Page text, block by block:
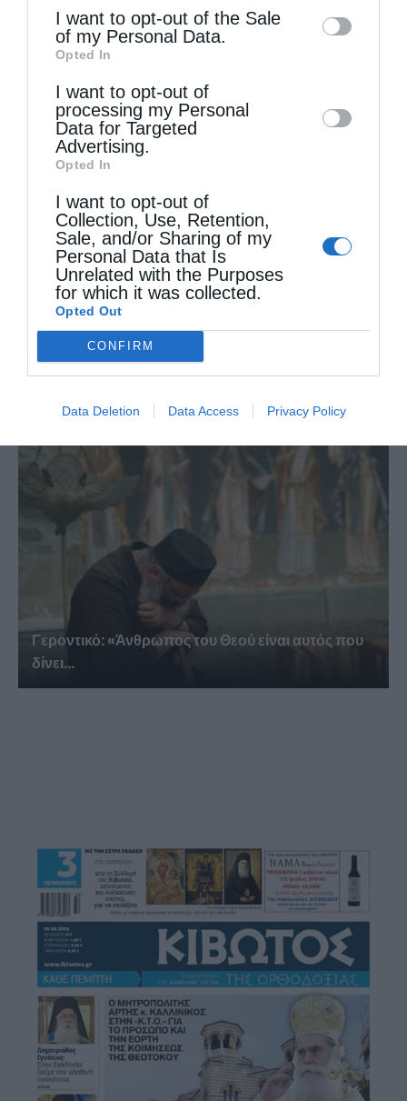
information may also be disclosed by us to
third parties on theIAB’s List of
Downstream Participants
disclose it to other third parties.
I want to opt-out of the Sale
of my Personal Data.
Opted In
I want to opt-out of
processing my Personal
Data for Targeted
Advertising.
Opted In
I want to opt-out of
Collection, Use, Retention,
Sale, and/or Sharing of my
Personal Data that Is
Unrelated with the Purposes
for which it was collected.
Opted Out
CONFIRM
Data Deletion Data Access Privacy Policy
Άγιος Παΐσιος ο Αγιορείτης: Ἐχε εμπιστοσύνη στο
Θεό
Ρώτησε κάποιος τον αββά Παφνούτιο: “Πες μου
Γεροντικό: «Άνθρωπος του Θεού είναι αυτός που
δίνει...